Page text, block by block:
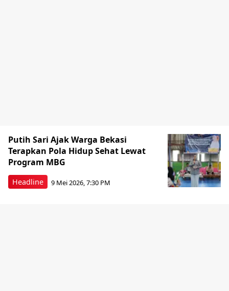
Headline
Putih Sari Ajak Warga Bekasi
Terapkan Pola Hidup Sehat Lewat
Program MBG
9 Mei 2026, 7:30 PM